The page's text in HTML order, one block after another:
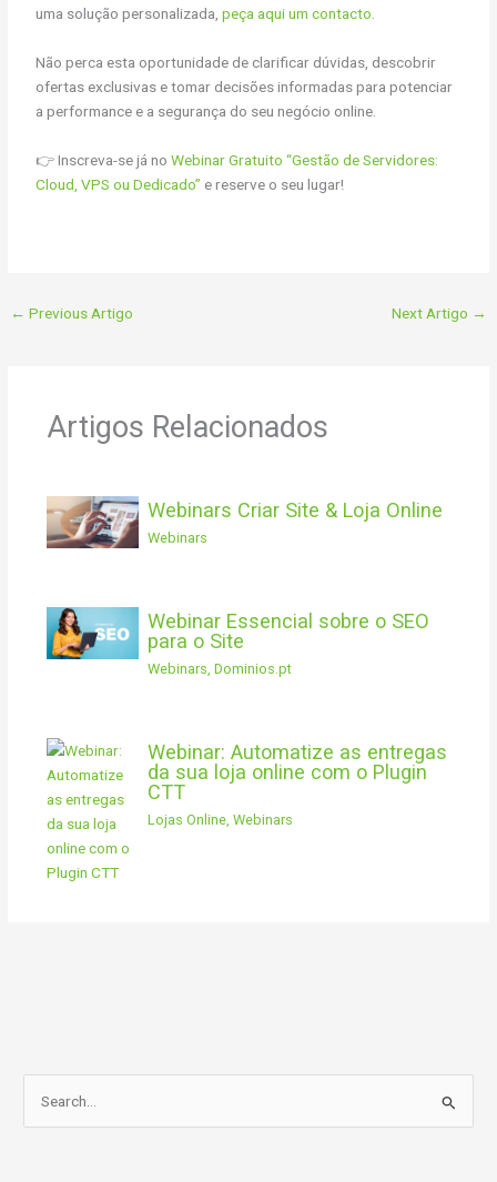
uma solução personalizada,peça aqui um contacto.
Não perca esta oportunidade de clarificar dúvidas, descobrir
ofertas exclusivas e tomar decisões informadas para potenciar
a performance e a segurança do seu negócio online.
👉 Inscreva-se já noWebinar Gratuito “Gestão de Servidores:
Cloud, VPS ou Dedicado” e reserve o seu lugar!
← Previous Artigo Next Artigo →
Artigos Relacionados
Webinars Criar Site & Loja Online
Webinars
Webinar Essencial sobre o SEO
para o Site
Webinars, Dominios.pt
Webinar: Automatize as entregas
da sua loja online com o Plugin
CTT
Lojas Online, Webinars